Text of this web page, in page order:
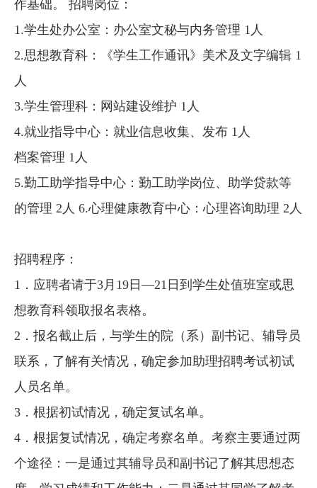
作基础。 招聘岗位：
1.学生处办公室：办公室文秘与内务管理 1人
2.思想教育科：《学生工作通讯》美术及文字编辑 1
人
3.学生管理科：网站建设维护 1人
4.就业指导中心：就业信息收集、发布 1人
档案管理 1人
5.勤工助学指导中心：勤工助学岗位、助学贷款等
的管理 2人 6.心理健康教育中心：心理咨询助理 2人
招聘程序：
1．应聘者请于3月19日—21日到学生处值班室或思
想教育科领取报名表格。
2．报名截止后，与学生的院（系）副书记、辅导员
联系，了解有关情况，确定参加助理招聘考试初试
人员名单。
3．根据初试情况，确定复试名单。
4．根据复试情况，确定考察名单。考察主要通过两
个途径：一是通过其辅导员和副书记了解其思想态